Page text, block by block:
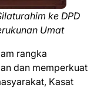
ke DPD
Umat
rangka
dan memperkuat
Kasat